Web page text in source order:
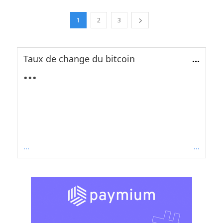
1 2 3
Taux de change du bitcoin ...
...
... ...